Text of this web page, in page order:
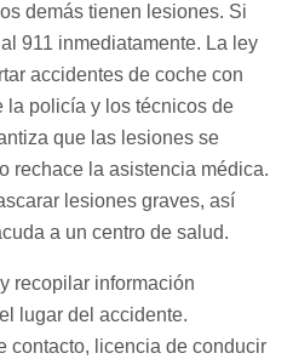
demás tienen lesiones. Si
911 inmediatamente. La ley
accidentes de coche con
la policía y los técnicos de
que las lesiones se
rechace la asistencia médica.
lesiones graves, así
a un centro de salud.
recopilar información
lugar del accidente.
contacto, licencia de conducir